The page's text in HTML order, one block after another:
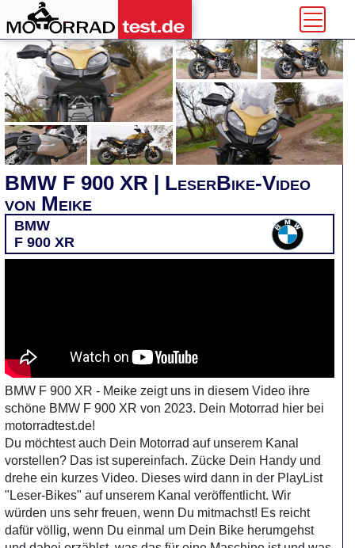
BMW F 900 XR | LeserBike-Video
von Meike
BMW
F 900 XR
BMW F 900 XR - Meike zeigt uns in diesem Video ihre
schöne BMW F 900 XR von 2023. Dein Motorrad hier bei
motorradtest.de!
Du möchtest auch Dein Motorrad auf unserem Kanal
vorstellen? Das ist supereinfach. Zücke Dein Handy und
drehe ein kurzes Video. Dieses wird dann in der PlayList
"Leser-Bikes" auf unserem Kanal veröffentlicht. Wir
würden uns sehr freuen, wenn Du mitmachst! Es reicht
dafür völlig, wenn Du einmal um Dein Bike herumgehst